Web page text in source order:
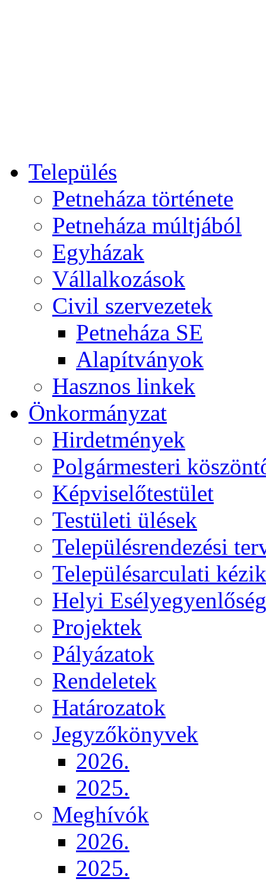
Település
Petneháza története
Petneháza múltjából
Egyházak
Vállalkozások
Civil szervezetek
Petneháza SE
Alapítványok
Hasznos linkek
Önkormányzat
Hirdetmények
Polgármesteri
Képviselőtestület
Testületi ülések
Településrendezési
Településarculati
Helyi
Projektek
Pályázatok
Rendeletek
Határozatok
Jegyzőkönyvek
2026.
2025.
Meghívók
2026.
2025.